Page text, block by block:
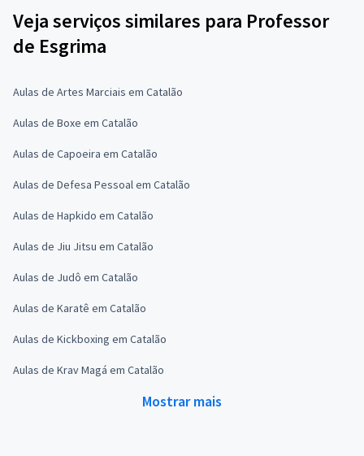
Veja serviços similares para Professor
de Esgrima
Aulas de Artes Marciais em Catalão
Aulas de Boxe em Catalão
Aulas de Capoeira em Catalão
Aulas de Defesa Pessoal em Catalão
Aulas de Hapkido em Catalão
Aulas de Jiu Jitsu em Catalão
Aulas de Judô em Catalão
Aulas de Karatê em Catalão
Aulas de Kickboxing em Catalão
Aulas de Krav Magá em Catalão
Mostrar mais